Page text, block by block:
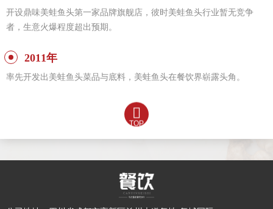
开设鼎味美蛙鱼头第一家品牌旗舰店，彼时美蛙鱼头行业暂无竞争
者，生意火爆程度超出预期。
2011年
率先开发出美蛙鱼头菜品与底料，美蛙鱼头在餐饮界崭露头角。
TOP